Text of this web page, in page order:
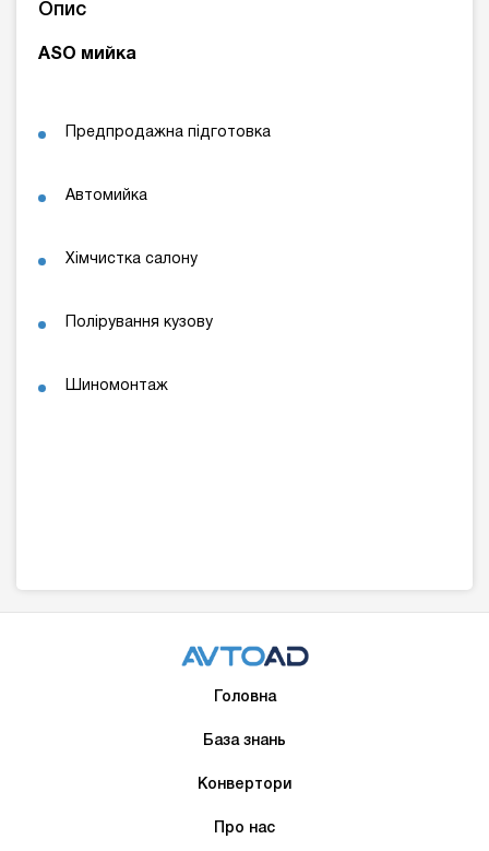
Опис
ASO мийка
Предпродажна підготовка
Автомийка
Хімчистка салону
Полірування кузову
Шиномонтаж
Головна
База знань
Конвертори
Про нас